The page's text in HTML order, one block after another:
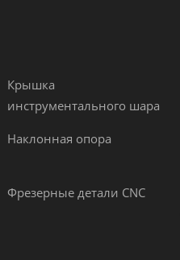
Крышка
инструментального шара
Наклонная опора
Фрезерные детали CNC